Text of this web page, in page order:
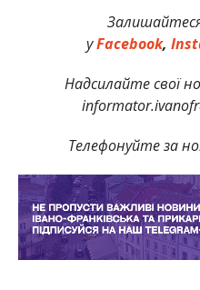
уFacebook,
Надсилайте свої
Телефонуйте за